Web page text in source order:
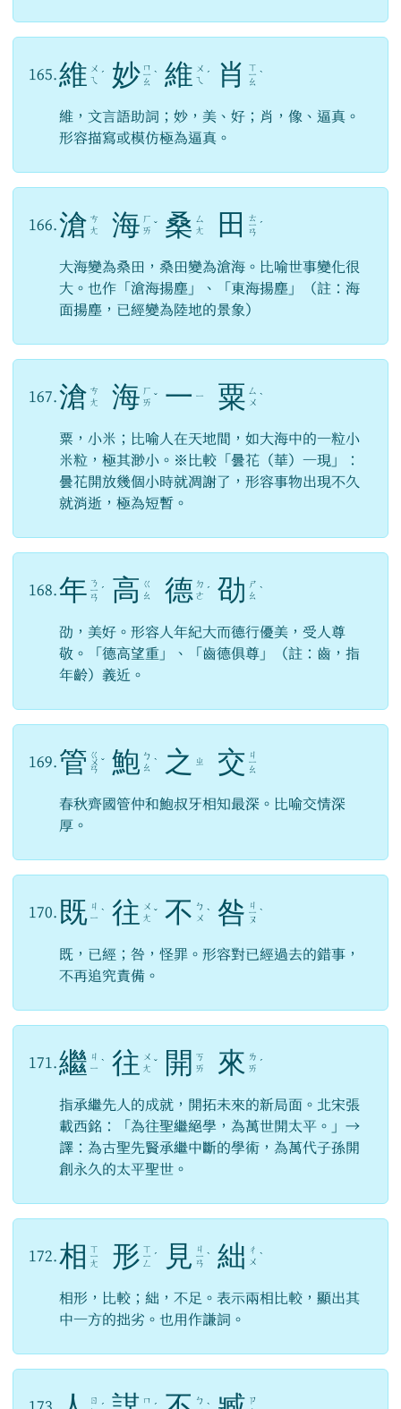
165. 維 ㄨ
ㄟ
ˊ 妙 ㄇ
ㄧ
ㄠ
ˋ 維 ㄨ
ㄟ
ˊ 肖 ㄒ
ㄧ
ㄠ
ˋ
維，文言語助詞；妙，美、好；肖，像、逼真。
形容描寫或模仿極為逼真。
166. 滄 ㄘ
ㄤ
海 ㄏ
ㄞ ˇ 桑 ㄙ
ㄤ
田 ㄊ
ㄧ
ㄢ
ˊ
大海變為桑田，桑田變為滄海。比喻世事變化很
大。也作「滄海揚塵」、「東海揚塵」（註：海
面揚塵，已經變為陸地的景象）
167. 滄 ㄘ
ㄤ
海 ㄏ
ㄞ ˇ 一 ㄧ 粟 ㄙ
ㄨ ˋ
粟，小米；比喻人在天地間，如大海中的一粒小
米粒，極其渺小。※比較「曇花（華）一現」：
曇花開放幾個小時就凋謝了，形容事物出現不久
就消逝，極為短暫。
168. 年 ㄋ
ㄧ
ㄢ
ˊ 高 ㄍ
ㄠ
德 ㄉ
ㄜ ˊ 劭 ㄕ
ㄠ ˋ
劭，美好。形容人年紀大而德行優美，受人尊
敬。「德高望重」、「齒德俱尊」（註：齒，指
年齡）義近。
169. 管 ㄍ
ㄨ
ㄢ
ˇ 鮑 ㄅ
ㄠ ˋ 之 ㄓ 交 ㄐ
ㄧ
ㄠ
春秋齊國管仲和鮑叔牙相知最深。比喻交情深
厚。
170. 既 ㄐ
ㄧ ˋ 往 ㄨ
ㄤ ˇ 不 ㄅ
ㄨ ˋ 咎 ㄐ
ㄧ
ㄡ
ˋ
既，已經；咎，怪罪。形容對已經過去的錯事，
不再追究責備。
171. 繼 ㄐ
ㄧ ˋ 往 ㄨ
ㄤ ˇ 開 ㄎ
ㄞ
來 ㄌ
ㄞ ˊ
指承繼先人的成就，開拓未來的新局面。北宋張
載西銘：「為往聖繼絕學，為萬世開太平。」→
譯：為古聖先賢承繼中斷的學術，為萬代子孫開
創永久的太平聖世。
172. 相 ㄒ
ㄧ
ㄤ 形 ㄒ
ㄧ
ㄥ
ˊ 見 ㄐ
ㄧ
ㄢ
ˋ 絀 ㄔ
ㄨ ˋ
相形，比較；絀，不足。表示兩相比較，顯出其
中一方的拙劣。也用作謙詞。
173.
ㄖ
ˊ
ㄇ
ˊ
ㄅ
ˋ
ㄗ